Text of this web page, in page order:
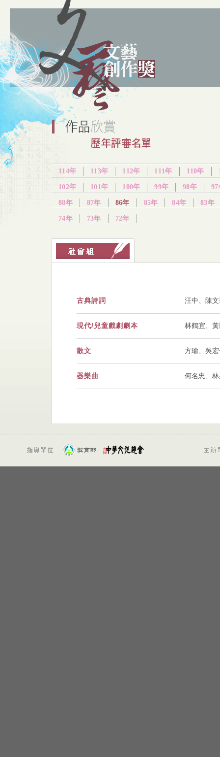
114年 113年 112年 111年 110年
102年 101年 100年 99年 98年 97
88年 87年 86年 85年 84年 83年
74年 73年 72年
古典詩詞 汪中、陳
現代/兒童戲劇劇本 林鶴宜、
散文 方瑜、吳
器樂曲 何名忠、